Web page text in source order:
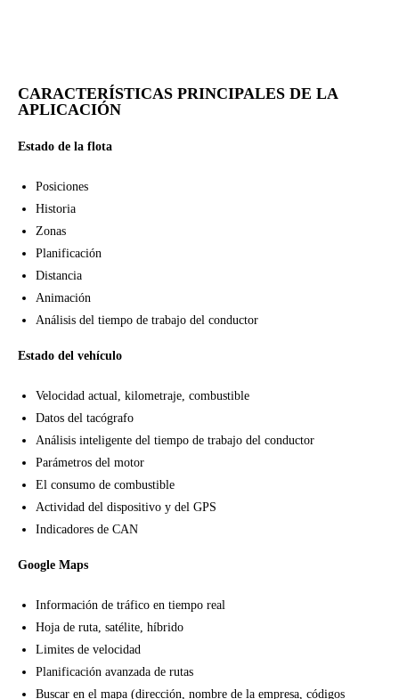
CARACTERÍSTICAS PRINCIPALES DE LA
APLICACIÓN
Estado de la flota
Posiciones
Historia
Zonas
Planificación
Distancia
Animación
Análisis del tiempo de trabajo del conductor
Estado del vehículo
Velocidad actual, kilometraje, combustible
Datos del tacógrafo
Análisis inteligente del tiempo de trabajo del conductor
Parámetros del motor
El consumo de combustible
Actividad del dispositivo y del GPS
Indicadores de CAN
Google Maps
Información de tráfico en tiempo real
Hoja de ruta, satélite, híbrido
Limites de velocidad
Planificación avanzada de rutas
Buscar en el mapa (dirección, nombre de la empresa, códigos